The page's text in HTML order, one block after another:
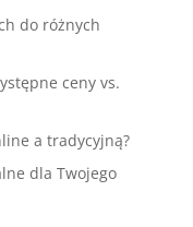
do różnych
ceny vs.
a tradycyjną?
dla Twojego